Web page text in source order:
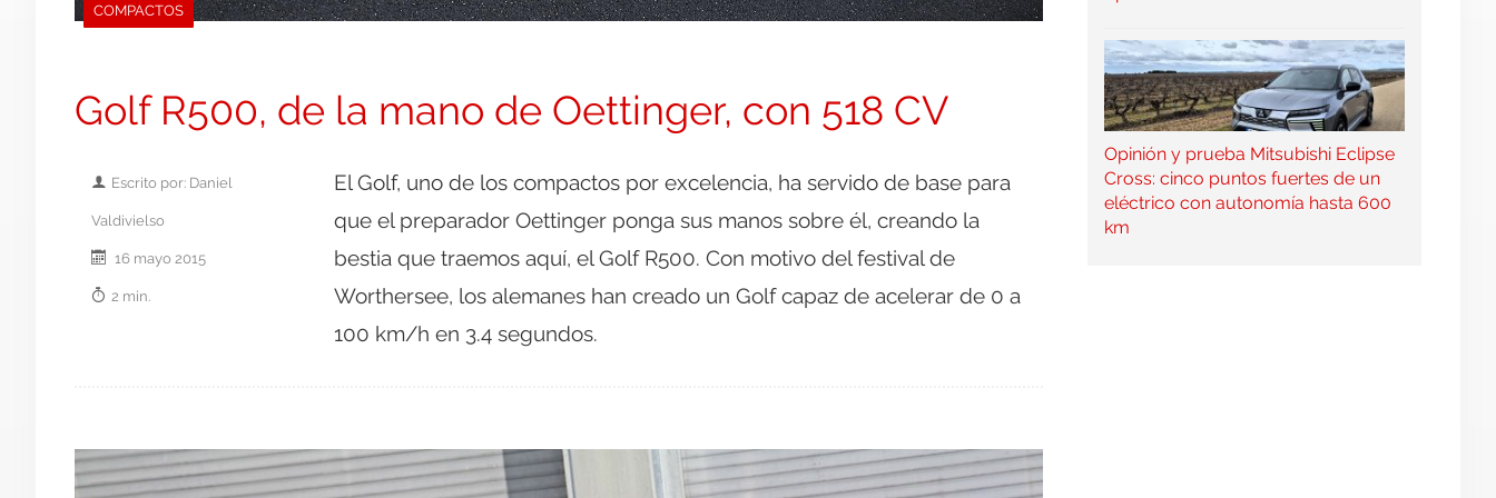
COMPACTOS
Golf R500, de la mano de Oettinger, con 518 CV
Escrito por: Daniel
Valdivielso
16 mayo 2015
2 min.
El Golf, uno de los compactos por excelencia, ha servido de base para
que el preparador Oettinger ponga sus manos sobre él, creando la
bestia que traemos aquí, el Golf R500. Con motivo del festival de
Worthersee, los alemanes han creado un Golf capaz de acelerar de 0 a
100 km/h en 3.4 segundos.
Opinión y prueba Mitsubishi Eclipse
Cross: cinco puntos fuertes de un
eléctrico con autonomía hasta 600
km